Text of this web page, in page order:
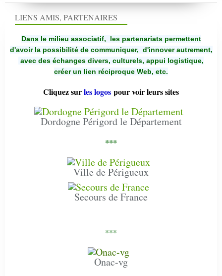
LIENS AMIS, PARTENAIRES
Dans le milieu associatif, les partenariats permettent
d'avoir la possibilité de communiquer, d'innover autrement,
avec des échanges divers, culturels, appui logistique,
créer un lien réciproque Web, etc.
Cliquez surles logos pour voir leurs sites
Dordogne Périgord le Département
***
Ville de Périgueux
Secours de France
***
Onac-vg